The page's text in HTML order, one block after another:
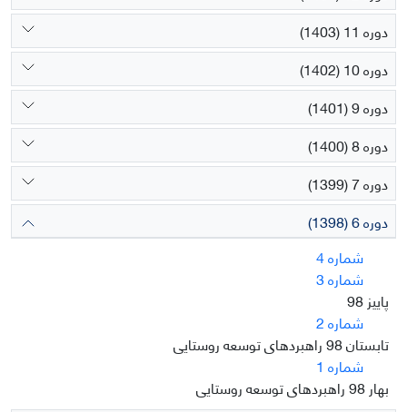
دوره 11 (1403)
دوره 10 (1402)
دوره 9 (1401)
دوره 8 (1400)
دوره 7 (1399)
دوره 6 (1398)
شماره 4
شماره 3
پاییز 98
شماره 2
تابستان 98 راهبردهای توسعه روستایی
شماره 1
بهار 98 راهبردهای توسعه روستایی